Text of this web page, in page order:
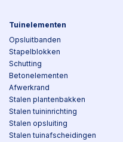
Tuinelementen
Opsluitbanden
Stapelblokken
Schutting
Betonelementen
Afwerkrand
Stalen plantenbakken
Stalen tuininrichting
Stalen opsluiting
Stalen tuinafscheidingen